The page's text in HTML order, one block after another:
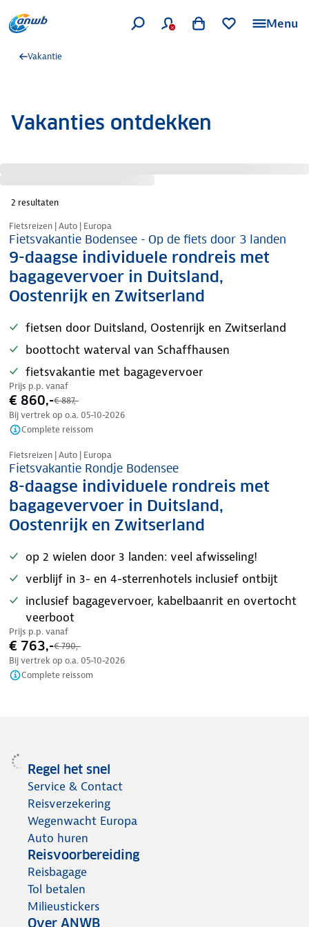
Menu
Vakantie
Vakanties ontdekken
2 resultaten
Nazomer korting
Fietsreizen | Auto | Europa
Fietsvakantie Bodensee - Op de fiets door 3 landen
9-daagse individuele rondreis met
bagagevervoer in Duitsland,
Oostenrijk en Zwitserland
fietsen door Duitsland, Oostenrijk en Zwitserland
boottocht waterval van Schaffhausen
fietsvakantie met bagagevervoer
Prijs p.p. vanaf
€ 860,-€ 887,-
Bij vertrek op o.a. 05-10-2026
Complete reissom
Nazomer korting
Fietsreizen | Auto | Europa
Fietsvakantie Rondje Bodensee
8-daagse individuele rondreis met
bagagevervoer in Duitsland,
Oostenrijk en Zwitserland
op 2 wielen door 3 landen: veel afwisseling!
verblijf in 3- en 4-sterrenhotels inclusief ontbijt
inclusief bagagevervoer, kabelbaanrit en overtocht
veerboot
Prijs p.p. vanaf
€ 763,-€ 790,-
Bij vertrek op o.a. 05-10-2026
Complete reissom
Regel het snel
Service & Contact
Reisverzekering
Wegenwacht Europa
Auto huren
Reisvoorbereiding
Reisbagage
Tol betalen
Milieustickers
Over ANWB